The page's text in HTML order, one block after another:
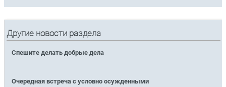
Другие новости раздела
Спешите делать добрые дела
Очередная встреча с условно осужденными